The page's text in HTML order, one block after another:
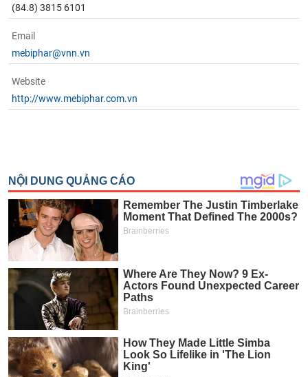
(84.8) 3815 6101
Email
mebiphar@vnn.vn
Website
http://www.mebiphar.com.vn